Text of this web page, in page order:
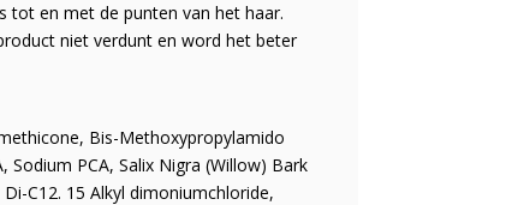
tot en met de punten van het haar.
niet verdunt en word het beter
Bis-Methoxypropylamido
PCA, Salix Nigra (Willow) Bark
C12. 15 Alkyl dimoniumchloride,